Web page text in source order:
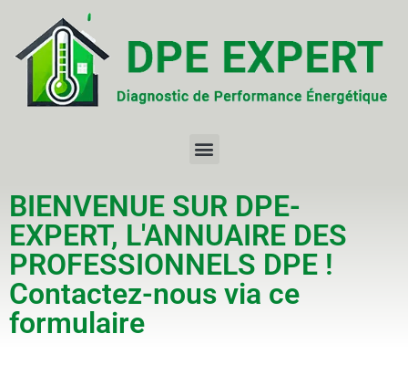
BIENVENUE SUR DPE-
EXPERT, L'ANNUAIRE DES
PROFESSIONNELS DPE !
Contactez-nous via ce
formulaire